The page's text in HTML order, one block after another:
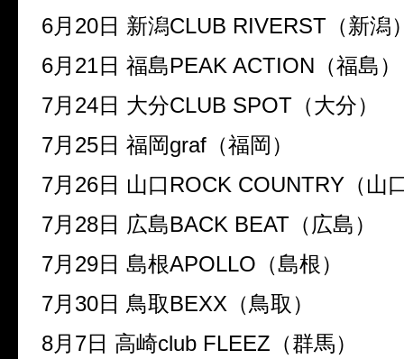
6月 20日 新潟CLUB RIVERST （新潟
6月 21日 福島PEAK ACTION （福島）
7月 24日 大分CLUB SPOT （大分）
7月 25日 福岡graf （福岡）
7月 26日 山口 ROCK COUNTRY （山
7月 28日 広島BACK BEAT （広島）
7月 29日 島根APOLLO （島根）
7月 30日 鳥取BEXX （鳥取）
8月 7日 高崎club FLEEZ （群馬）